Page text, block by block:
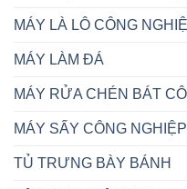
MÁY LÀ LÔ CÔNG
MÁY LÀM ĐÁ
MÁY RỬA CHÉN BÁT
MÁY SẤY CÔNG NGHIỆP
TỦ TRƯNG BÀY BÁNH